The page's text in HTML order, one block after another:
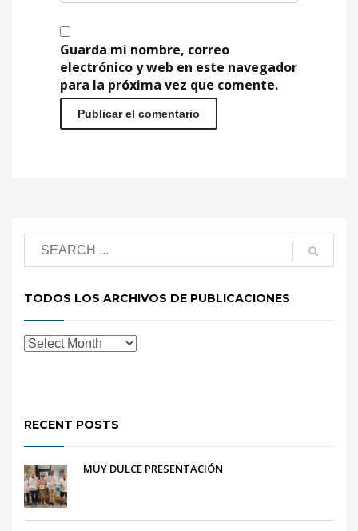
Guarda mi nombre, correo
electrónico y web en este navegador
para la próxima vez que comente.
TODOS LOS ARCHIVOS DE PUBLICACIONES
RECENT POSTS
MUY DULCE PRESENTACIÓN